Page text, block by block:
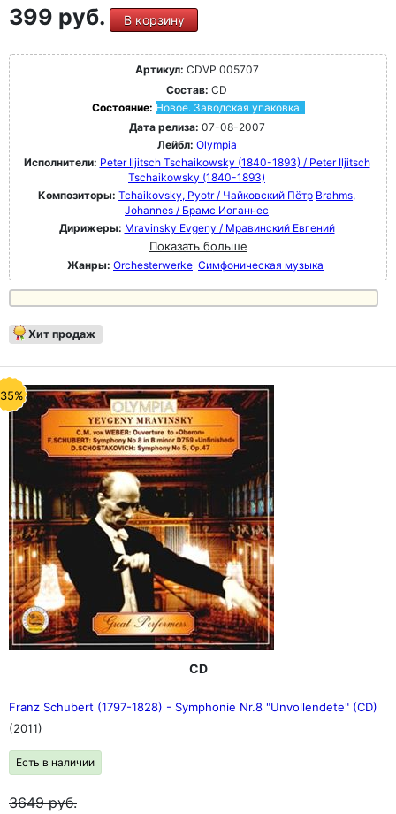
399 руб. В корзину
Артикул: CDVP 005707
Состав: CD
Состояние: Новое. Заводская упаковка.
Дата релиза: 07-08-2007
Лейбл: Olympia
Исполнители: Peter Iljitsch Tschaikowsky (1840-1893) / Peter Iljitsch
Tschaikowsky (1840-1893)
Композиторы: Tchaikovsky, Pyotr / Чайковский Пётр Brahms,
Johannes / Брамс Иоганнес
Дирижеры: Mravinsky Evgeny / Мравинский Евгений
Показать больше
Жанры: Orchesterwerke Симфоническая музыка
Хит продаж
CD
Franz Schubert (1797-1828) - Symphonie Nr.8 "Unvollendete" (CD)
(2011)
Есть в наличии
3649руб.